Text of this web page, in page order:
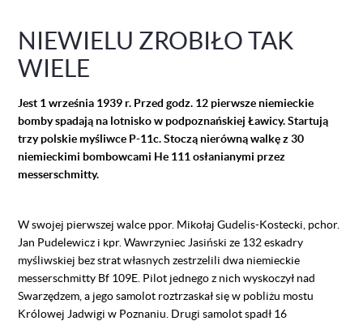
NIEWIELU ZROBIŁO TAK
WIELE
Jest 1 września 1939 r. Przed godz. 12 pierwsze niemieckie
bomby spadają na lotnisko w podpoznańskiej Ławicy. Startują
trzy polskie myśliwce P-11c. Stoczą nierówną walkę z 30
niemieckimi bombowcami He 111 osłanianymi przez
messerschmitty.
W swojej pierwszej walce ppor. Mikołaj Gudelis-Kostecki, pchor.
Jan Pudelewicz i kpr. Wawrzyniec Jasiński ze 132 eskadry
myśliwskiej bez strat własnych zestrzelili dwa niemieckie
messerschmitty Bf 109E. Pilot jednego z nich wyskoczył nad
Swarzędzem, a jego samolot roztrzaskał się w pobliżu mostu
Królowej Jadwigi w Poznaniu. Drugi samolot spadł 16